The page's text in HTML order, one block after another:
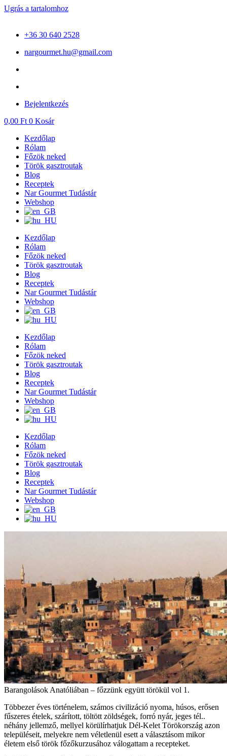
Ugrás a tartalomhoz
+36 30 640 2528
nargourmet.hu@gmail.com
Bejelentkezés
0,00 Ft 0 Kosár
Kezdőlap
Rólam
Főzök neked
Török gasztroutak
Blog
Receptek
Nar Gourmet Tudástár
Webshop
Kezdőlap
Rólam
Főzök neked
Török gasztroutak
Blog
Receptek
Nar Gourmet Tudástár
Webshop
Kezdőlap
Rólam
Főzök neked
Török gasztroutak
Blog
Receptek
Nar Gourmet Tudástár
Webshop
Kezdőlap
Rólam
Főzök neked
Török gasztroutak
Blog
Receptek
Nar Gourmet Tudástár
Webshop
Barangolások Anatóliában – főzzünk együtt törökül vol 1.
Többezer éves történelem, számos civilizáció nyoma, húsos, erősen
fűszeres ételek, szárított, töltött zöldségek, forró nyár, jeges tél..
néhány jellemző, mellyel körülírhatjuk Dél-Kelet Törökország azon
településeit, melyekre nem véletlenül esett a választásom mikor
életem első török főzőkurzusához válogattam a recepteket.